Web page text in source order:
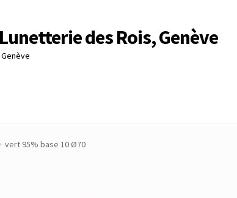
des Rois, Genève
Genève Commande
vert 95% base 10 Ø70